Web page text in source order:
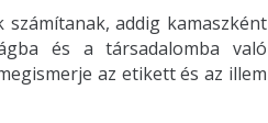
addig kamaszként
és a társadalomba való
az etikett és az illem